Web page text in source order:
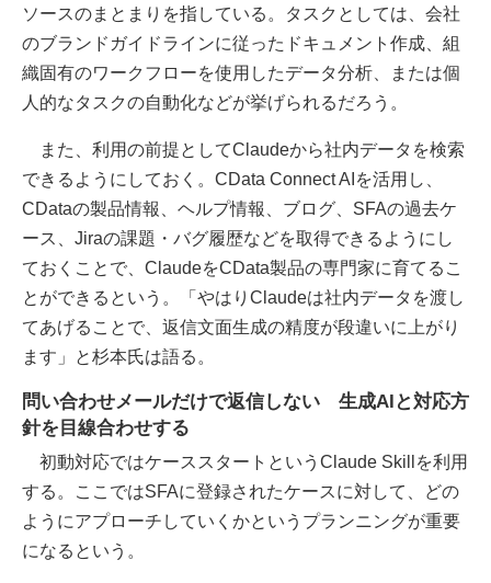
ソースのまとまりを指している。タスクとしては、会社
のブランドガイドラインに従ったドキュメント作成、組
織固有のワークフローを使用したデータ分析、または個
人的なタスクの自動化などが挙げられるだろう。
また、利用の前提としてClaudeから社内データを検索
できるようにしておく。CData Connect AIを活用し、
CDataの製品情報、ヘルプ情報、ブログ、SFAの過去ケ
ース、Jiraの課題・バグ履歴などを取得できるようにし
ておくことで、ClaudeをCData製品の専門家に育てるこ
とができるという。「やはりClaudeは社内データを渡し
てあげることで、返信文面生成の精度が段違いに上がり
ます」と杉本氏は語る。
問い合わせメールだけで返信しない 生成AIと対応方
針を目線合わせする
初動対応ではケーススタートというClaude Skillを利用
する。ここではSFAに登録されたケースに対して、どの
ようにアプローチしていくかというプランニングが重要
になるという。